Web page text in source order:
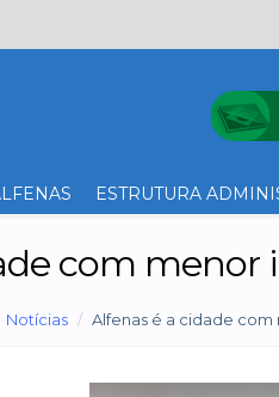
ESTRUTURA
com
Notícias Alfenas é a cidade